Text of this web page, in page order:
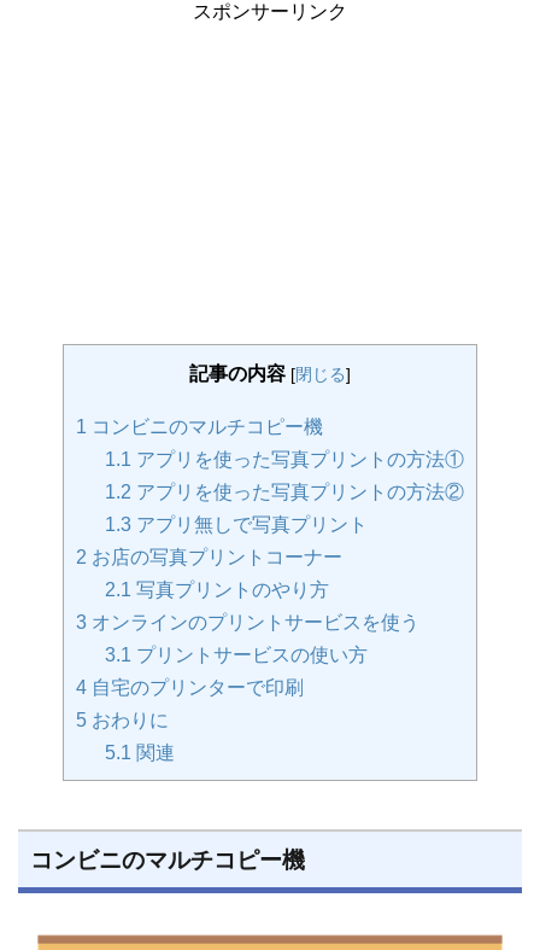
スポンサーリンク
記事の内容 [閉じる]
1 コンビニのマルチコピー機
1.1 アプリを使った写真プリントの方法①
1.2 アプリを使った写真プリントの方法②
1.3 アプリ無しで写真プリント
2 お店の写真プリントコーナー
2.1 写真プリントのやり方
3 オンラインのプリントサービスを使う
3.1 プリントサービスの使い方
4 自宅のプリンターで印刷
5 おわりに
5.1 関連
コンビニのマルチコピー機